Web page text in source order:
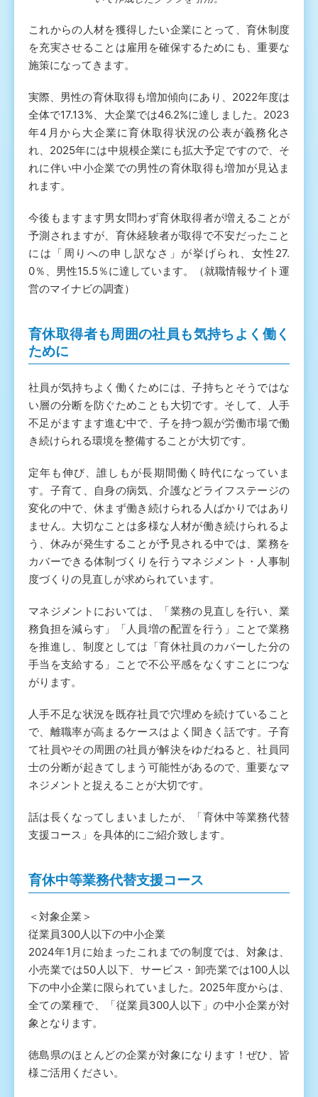
これからの人材を獲得したい企業にとって、育休制度
を充実させることは雇用を確保するためにも、重要な
施策になってきます。
実際、男性の育休取得も増加傾向にあり、2022年度は
全体で17.13%、大企業では46.2%に達しました。2023
年4月から大企業に育休取得状況の公表が義務化さ
れ、2025年には中規模企業にも拡大予定ですので、そ
れに伴い中小企業での男性の育休取得も増加が見込ま
れます。
今後もますます男女問わず育休取得者が増えることが
予測されますが、育休経験者が取得で不安だったこと
には「周りへの申し訳なさ」が挙げられ、女性27.
0％、男性15.5％に達しています。（就職情報サイト運
営のマイナビの調査）
育休取得者も周囲の社員も気持ちよく働く
ために
社員が気持ちよく働くためには、子持ちとそうではな
い層の分断を防ぐためことも大切です。そして、人手
不足がますます進む中で、子を持つ親が労働市場で働
き続けられる環境を整備することが大切です。
定年も伸び、誰しもが長期間働く時代になっていま
す。子育て、自身の病気、介護などライフステージの
変化の中で、休まず働き続けられる人ばかりではあり
ません。大切なことは多様な人材が働き続けられるよ
う、休みが発生することが予見される中では、業務を
カバーできる体制づくりを行うマネジメント・人事制
度づくりの見直しが求められています。
マネジメントにおいては、「業務の見直しを行い、業
務負担を減らす」「人員増の配置を行う」ことで業務
を推進し、制度としては「育休社員のカバーした分の
手当を支給する」ことで不公平感をなくすことにつな
がります。
人手不足な状況を既存社員で穴埋めを続けていること
で、離職率が高まるケースはよく聞きく話です。子育
て社員やその周囲の社員が解決をゆだねると、社員同
士の分断が起きてしまう可能性があるので、重要なマ
ネジメントと捉えることが大切です。
話は長くなってしまいましたが、「育休中等業務代替
支援コース」を具体的にご紹介致します。
育休中等業務代替支援コース
＜対象企業＞
従業員300人以下の中小企業
2024年1月に始まったこれまでの制度では、対象は、
小売業では50人以下、サービス・卸売業では100人以
下の中小企業に限られていました。2025年度からは、
全ての業種で、「従業員300人以下」の中小企業が対
象となります。
徳島県のほとんどの企業が対象になります！ぜひ、皆
様ご活用ください。